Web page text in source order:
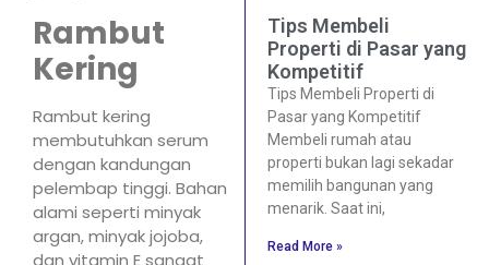
Rambut
Kering
Rambut kering
membutuhkan serum
dengan kandungan
pelembap tinggi. Bahan
alami seperti minyak
argan, minyak jojoba,
dan vitamin E sangat
Tips Membeli
Properti di Pasar yang
Kompetitif
Tips Membeli Properti di
Pasar yang Kompetitif
Membeli rumah atau
properti bukan lagi sekadar
memilih bangunan yang
menarik. Saat ini,
Read More »